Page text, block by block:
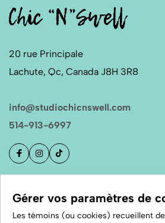
20 rue Principale
Lachute, Qc, Canada J8H 3R8
info@studiochicnswell.com
514-913-6997
Boutique
Gérer vos paramètres de
Les témoins (ou cookies) recueillent